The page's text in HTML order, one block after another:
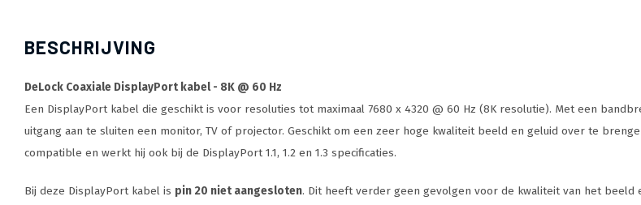
BESCHRIJVING
DeLock Coaxiale DisplayPort kabel - 8K @ 60 Hz
Een DisplayPort kabel die geschikt is voor resoluties tot maximaal 7680 x 4320 @ 60 Hz (8K resolutie). Met een
uitgang aan te sluiten een monitor, TV of projector. Geschikt om een zeer hoge kwaliteit beeld en geluid over te
compatible en werkt hij ook bij de DisplayPort 1.1, 1.2 en 1.3 specificaties.
Bij deze DisplayPort kabel is pin 20 niet aangesloten. Dit heeft verder geen gevolgen voor de kwaliteit van het beeld